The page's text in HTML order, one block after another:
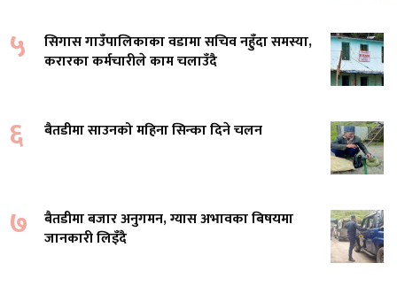
५
सिगास गाउँपालिकाका वडामा सचिव नहुँदा समस्या,
करारका कर्मचारीले काम चलाउँदै
६ बैतडीमा साउनको महिना सिन्का दिने चलन
७
बैतडीमा बजार अनुगमन, ग्यास अभावका बिषयमा
जानकारी लिइँदै